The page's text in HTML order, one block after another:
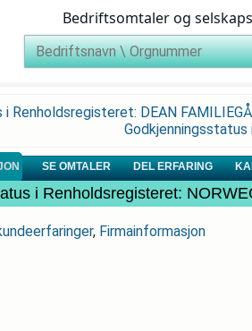
Bedriftsomtaler og
Renholdsregisteret: DEAN
Godkjenningsstatus
SE OMTALER DEL ERFARING
i Renholdsregisteret:
, Firmainformasjon